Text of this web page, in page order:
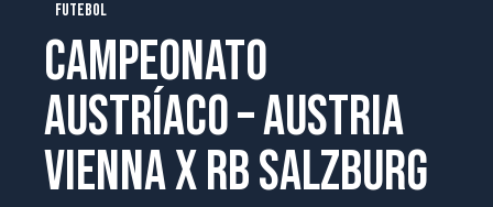
FUTEBOL
Campeonato
Austríaco – Austria
Vienna x RB Salzburg